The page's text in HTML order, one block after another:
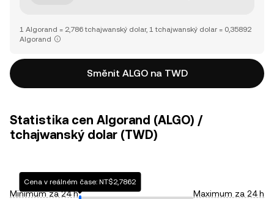
1 Algorand = 2,786 tchajwanský dolar, 1 tchajwanský dolar = 0,35892
Algorand
Směnit ALGO na TWD
Statistika cen Algorand (ALGO) /
tchajwanský dolar (TWD)
Minimum za 24 h
Cena v reálném čase: NT$2,7862
Maximum za 24 h